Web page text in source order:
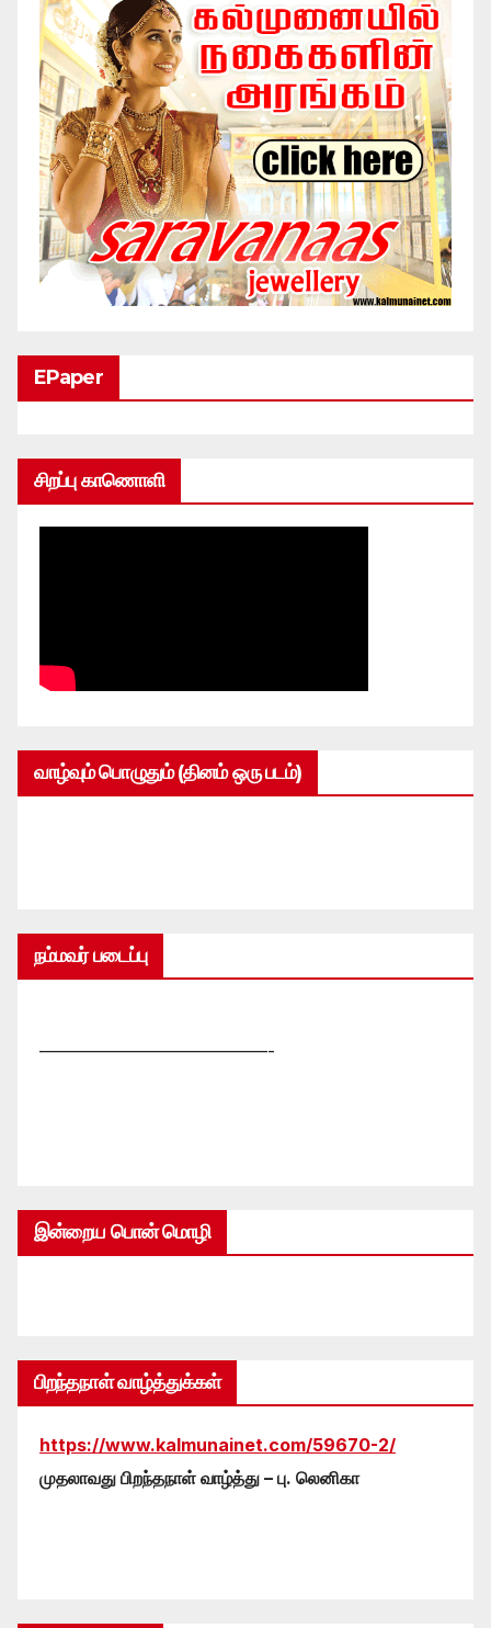
EPaper
சிறப்பு காணொளி
வாழ்வும் பொழுதும் (தினம் ஒரு படம்)
நம்மவர் படைப்பு
—————————————-
இன்றைய பொன் மொழி
பிறந்தநாள் வாழ்த்துக்கள்
https://www.kalmunainet.com/59670-2/
முதலாவது பிறந்தநாள் வாழ்த்து – பு. லெனிகா